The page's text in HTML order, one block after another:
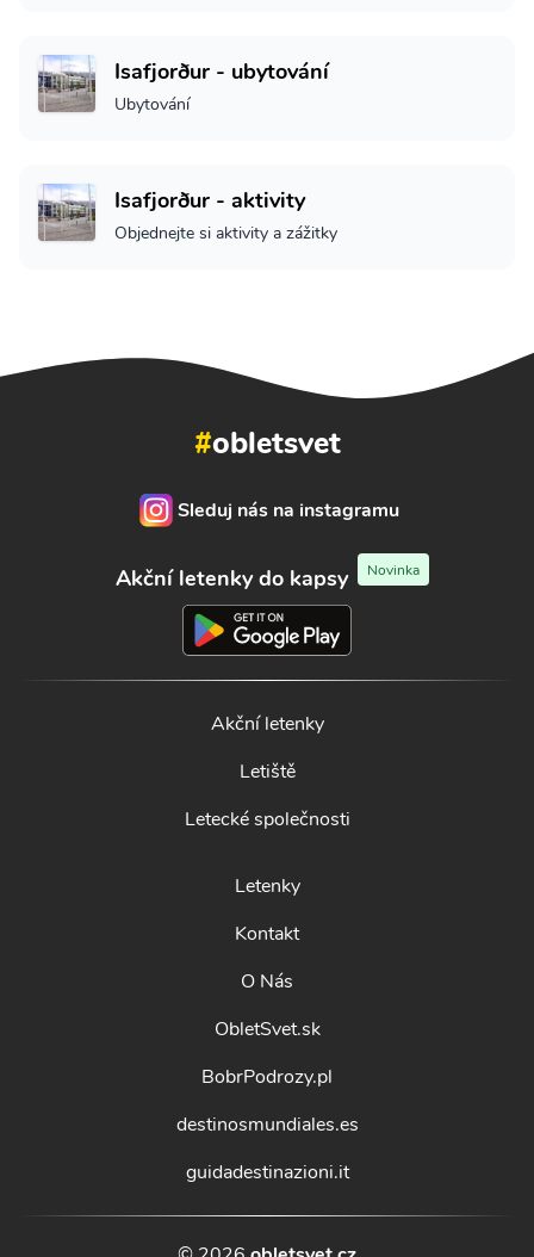
Isafjorður - ubytování
Ubytování
Isafjorður - aktivity
Objednejte si aktivity a zážitky
#obletsvet
Sleduj nás na instagramu
Akční letenky do kapsy Novinka
Akční letenky
Letiště
Letecké společnosti
Letenky
Kontakt
O Nás
ObletSvet.sk
BobrPodrozy.pl
destinosmundiales.es
guidadestinazioni.it